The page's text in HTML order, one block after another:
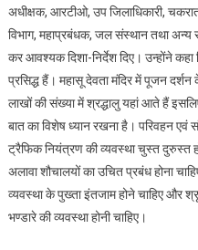
अधीक्षक, आरटीओ, उप जिलाधिकारी,
विभाग, महाप्रबंधक, जल संस्थान तथा अन्य
कर आवश्यक दिशा-निर्देश दिए। उन्होंने कहा
प्रसिद्ध हैं। महासू देवता मंदिर में पूजन
लाखों की संख्या में श्रद्धालु यहां आते हैं
बात का विशेष ध्यान रखना है। परिवहन एवं
ट्रैफिक नियंत्रण की व्यवस्था चुस्त दुरुस्त
अलावा शौचालयों का उचित प्रबंध होना
व्यवस्था के पुख्ता इंतजाम होने चाहिए और
भण्डारे की व्यवस्था होनी चाहिए।